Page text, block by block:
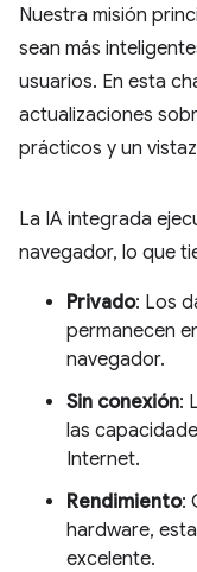
Nuestra misión
sean más
usuarios. En esta
actualizaciones
prácticos y un
La IA integrada
navegador, lo que
Privado: Los
permanecen
navegador.
Sin conexión:
las
Internet.
Rendimiento:
hardware,
excelente.